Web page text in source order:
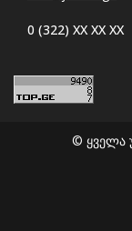
0 (322) XX XX XX
© ყველა